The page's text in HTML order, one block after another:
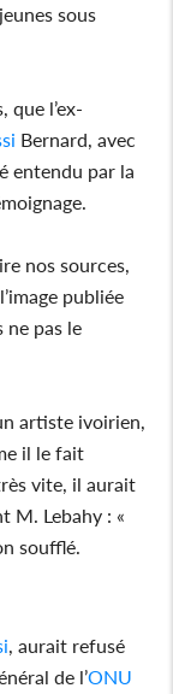
sous
que l’ex-
Bernard, avec
entendu par la
nos sources,
publiée
ne pas le
artiste ivoirien,
il le fait
vite, il aurait
M. Lebahy : «
soufflé.
, aurait refusé
de l’ONU